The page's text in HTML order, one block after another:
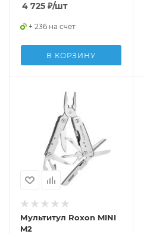
4 725 ₽/шт
+ 236 на счет
В КОРЗИНУ
Мультитул Roxon MINI
M2